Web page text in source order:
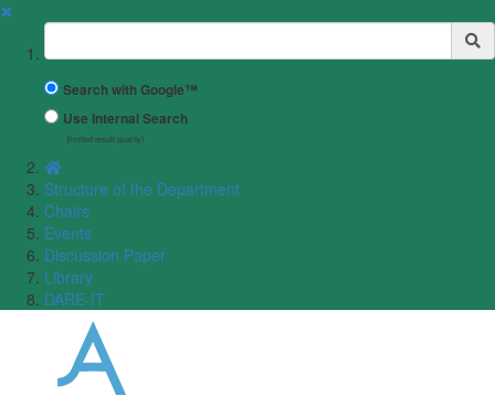
✖
Suchbegriff
Search with Google™
Use Internal Search
(limited result quality)
Structure of the Department
Chairs
Events
Discussion Paper
Library
DARE-IT